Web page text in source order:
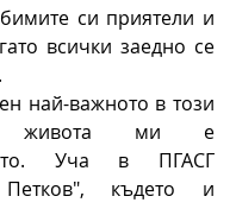
си приятели и
всички заедно се
най-важното в този
живота ми е
Уча в ПГАСГ
Петков", където и